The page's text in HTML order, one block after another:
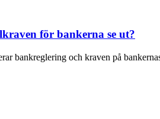
för bankerna se ut?
bankreglering och kraven på